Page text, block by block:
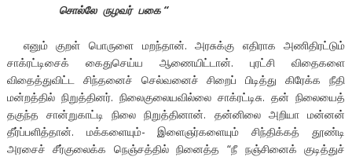
சொல்லே ருழவர் பகை “
எனும் குறள் பொருளை மறந்தான். அரசுக்கு எதிராக அணிதிரட்டும்
சாக்ரட்டிசைக் கைதுசெய்ய ஆணையிட்டான். புரட்சி விதைகளை
விதைத்துவிட்ட சிந்தனைச் செல்வனைச் சிறைப் பிடித்து கிரேக்க நீதி
மன்றத்தில் நிறுத்தினர். நிலைகுலையவில்லை சாக்ரட்டிசு. தன் நிலையைத்
தகுந்த சான்றுகாட்டி நிலை நிறுத்தினான். தன்னிலை அறியா மன்னன்
தீர்ப்பளித்தான். மக்களையும்- இளைஞர்களையும் சிந்திக்கத் தூண்டி
அரசைச் சீர்குலைக்க நெஞ்சத்தில் நினைத்த “நீ நஞ்சினைக் குடித்துச்